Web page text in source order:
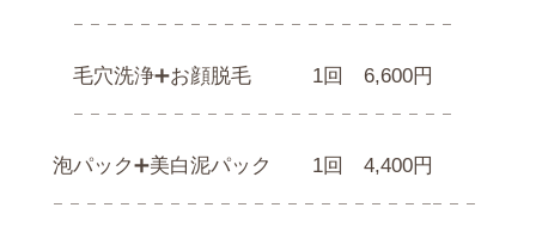
𓐄 𓐄 𓐄 𓐄 𓐄 𓐄 𓐄 𓐄 𓐄 𓐄 𓐄 𓐄 𓐄 𓐄 𓐄 𓐄 𓐄 𓐄 𓐄 𓐄 𓐄 𓐄 𓐄
毛穴洗浄➕お顔脱毛 1回 6,600円
𓐄 𓐄 𓐄 𓐄 𓐄 𓐄 𓐄 𓐄 𓐄 𓐄 𓐄 𓐄 𓐄 𓐄 𓐄 𓐄 𓐄 𓐄 𓐄 𓐄 𓐄 𓐄 𓐄
泡パック➕美白泥パック 1回 4,400円
𓐄 𓐄 𓐄 𓐄 𓐄 𓐄 𓐄 𓐄 𓐄 𓐄 𓐄 𓐄 𓐄 𓐄 𓐄 𓐄 𓐄 𓐄 𓐄 𓐄 𓐄 𓐄 𓐄𓐄 𓐄 𓐄